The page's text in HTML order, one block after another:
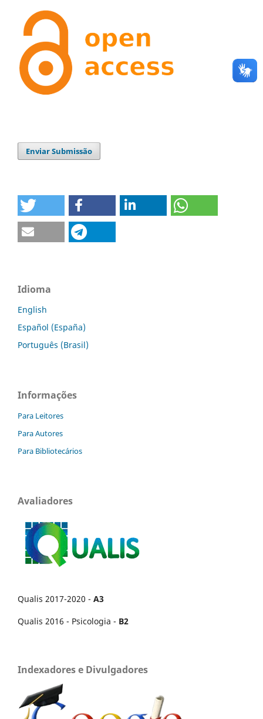
Enviar Submissão
Idioma
English
Español (España)
Português (Brasil)
Informações
Para Leitores
Para Autores
Para Bibliotecários
Avaliadores
Qualis 2017-2020 - A3
Qualis 2016 - Psicologia - B2
Indexadores e Divulgadores